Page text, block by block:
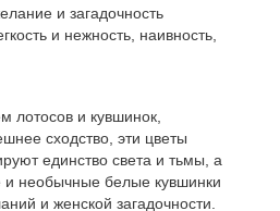
и загадочность
и нежность, наивность,
лотосов и кувшинок,
сходство, эти цветы
единство света и тьмы, а
и необычные белые кувшинки
и женской загадочности.